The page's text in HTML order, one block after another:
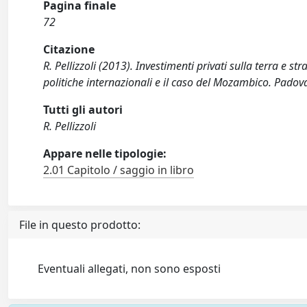
Pagina finale
72
Citazione
R. Pellizzoli (2013). Investimenti privati sulla terra e
politiche internazionali e il caso del Mozambico.
Tutti gli autori
R. Pellizzoli
Appare nelle tipologie:
2.01 Capitolo / saggio in libro
File in questo prodotto:
Eventuali allegati, non sono esposti